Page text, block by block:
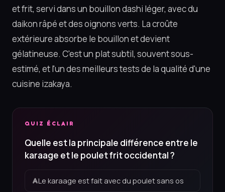
et frit, servi dans un bouillon dashi léger, avec du
daikon râpé et des oignons verts. La croûte
extérieure absorbe le bouillon et devient
gélatineuse. C'est un plat subtil, souvent sous-
estimé, et l'un des meilleurs tests de la qualité d'une
cuisine izakaya.
QUIZ ÉCLAIR
Quelle est la principale différence entre le
karaage et le poulet frit occidental ?
ALe karaage est fait avec du poulet sans os